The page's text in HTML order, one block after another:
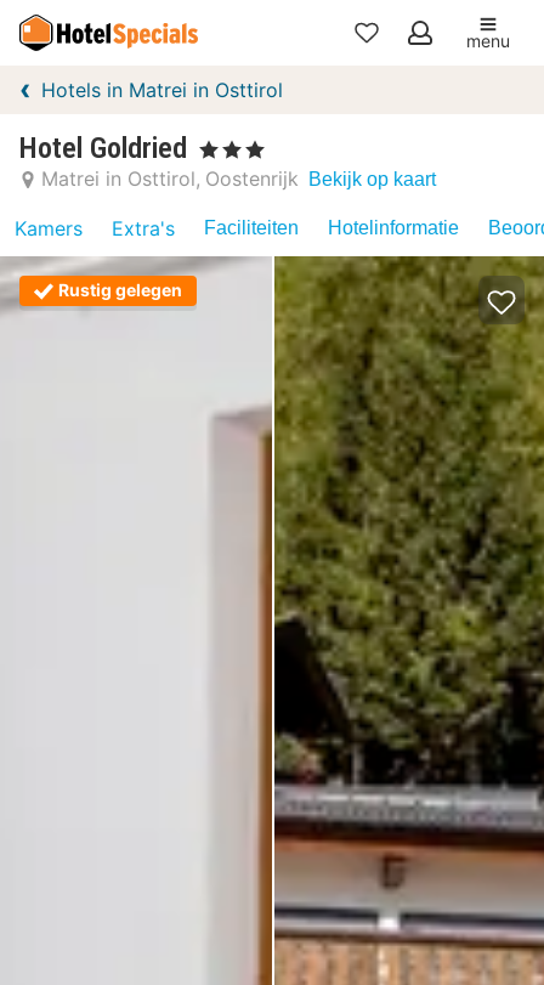
Mijn
menu
Hotels in Matrei in Osttirol
Hotel Goldried , 3 Sterren
Matrei in Osttirol Oostenrijk Bekijk op kaart
Kamers Extra's Faciliteiten Hotelinformatie
Rustig gelegen